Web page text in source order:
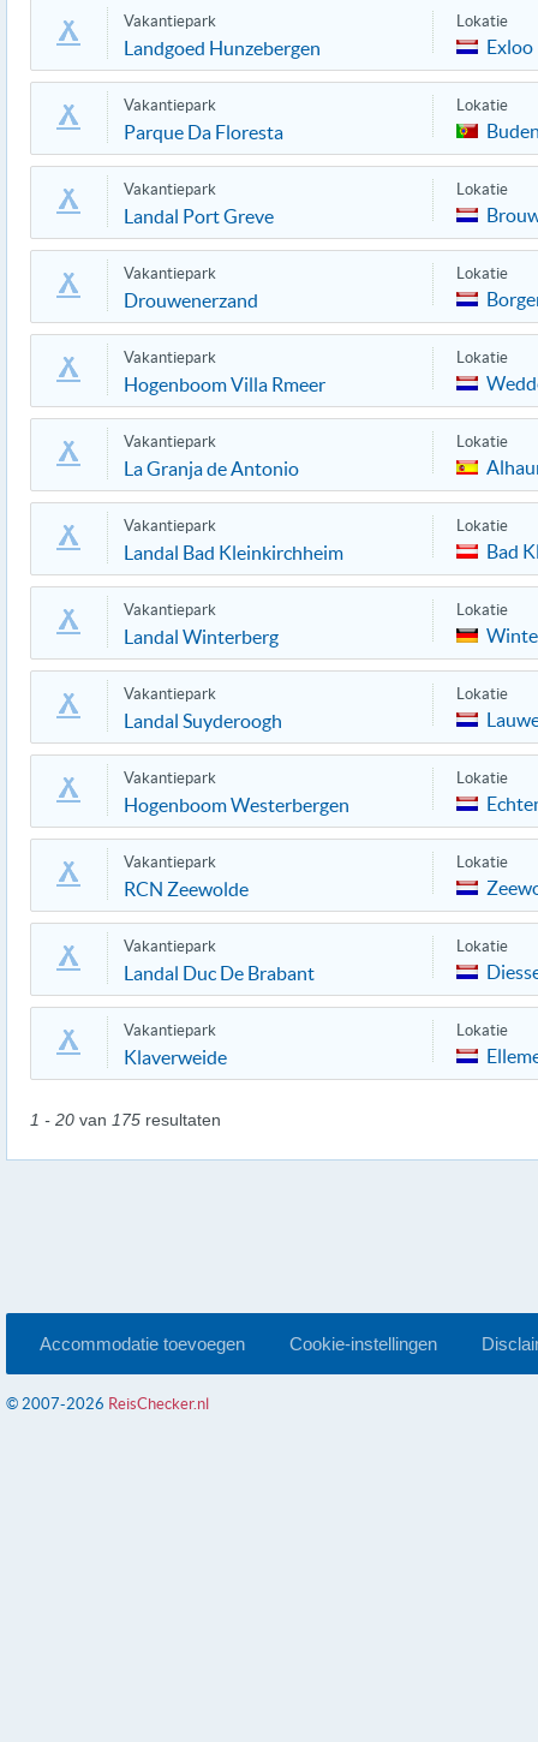
Vakantiepark
Landgoed Hunzebergen
Lokatie
Exloo
Vakantiepark
Parque Da Floresta
Lokatie
Vakantiepark
Landal Port Greve
Lokatie
Vakantiepark
Drouwenerzand
Lokatie
Vakantiepark
Hogenboom Villa Rmeer
Lokatie
Vakantiepark
La Granja de Antonio
Lokatie
Vakantiepark
Landal Bad Kleinkirchheim
Lokatie
Bad
Vakantiepark
Landal Winterberg
Lokatie
Vakantiepark
Landal Suyderoogh
Lokatie
Vakantiepark
Hogenboom Westerbergen
Lokatie
Vakantiepark
RCN Zeewolde
Lokatie
Vakantiepark
Landal Duc De Brabant
Lokatie
Vakantiepark
Klaverweide
Lokatie
1 - 20 van 175 resultaten
Accommodatie toevoegen Cookie-instellingen
© 2007-2026 ReisChecker.nl